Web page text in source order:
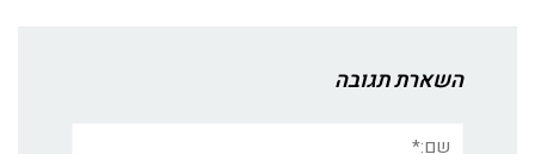
השארת תגובה